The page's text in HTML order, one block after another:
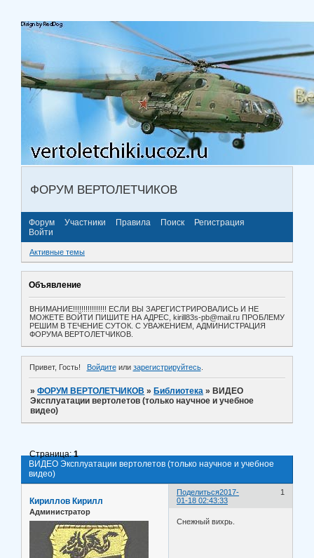
ФОРУМ ВЕРТОЛЕТЧИКОВ
Форум Участники Правила Поиск
Регистрация
Войти
Активные темы
Объявление
ВНИМАНИЕ!!!!!!!!!!!!!!!! ЕСЛИ ВЫ ЗАРЕГИСТРИРОВАЛИСЬ И НЕ
МОЖЕТЕ ВОЙТИ ПИШИТЕ НА АДРЕС, kirill83s-pb@mail.ru ПРОБЛЕМУ
РЕШИМ В ТЕЧЕНИЕ СУТОК. С УВАЖЕНИЕМ, АДМИНИСТРАЦИЯ
ФОРУМА ВЕРТОЛЕТЧИКОВ.
Привет, Гость! Войдитеили зарегистрируйтесь.
»ФОРУМ ВЕРТОЛЕТЧИКОВ » Библиотека » ВИДЕО
Эксплуатации вертолетов (только научное и учебное
видео)
ВИДЕО Эксплуатации вертолетов (только научное и учебное
видео)
Страница:1
Поделиться 1
2017-
01-18 02:43:33
Кириллов Кирилл
Администратор
Снежный вихрь.